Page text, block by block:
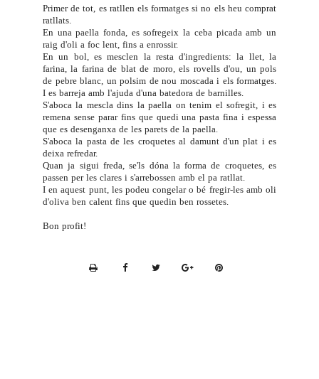
Primer de tot, es ratllen els formatges si no els heu comprat
ratllats.
En una paella fonda, es sofregeix la ceba picada amb un
raig d'oli a foc lent, fins a enrossir.
En un bol, es mesclen la resta d'ingredients: la llet, la
farina, la farina de blat de moro, els rovells d'ou, un pols
de pebre blanc, un polsim de nou moscada i els formatges.
I es barreja amb l'ajuda d'una batedora de barnilles.
S'aboca la mescla dins la paella on tenim el sofregit, i es
remena sense parar fins que quedi una pasta fina i espessa
que es desenganxa de les parets de la paella.
S'aboca la pasta de les croquetes al damunt d'un plat i es
deixa refredar.
Quan ja sigui freda, se'ls dóna la forma de croquetes, es
passen per les clares i s'arrebossen amb el pa ratllat.
I en aquest punt, les podeu congelar o bé fregir-les amb oli
d'oliva ben calent fins que quedin ben rossetes.
Bon profit!